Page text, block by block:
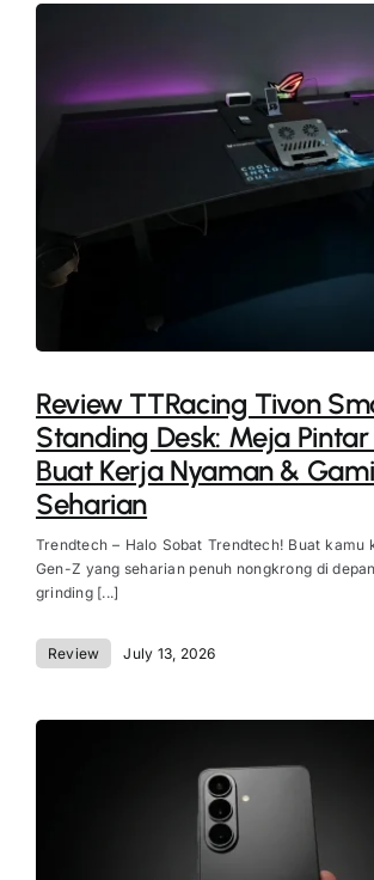
Review TTRacing Tivon
Standing Desk: Meja Pintar
Buat Kerja Nyaman &
Seharian
Trendtech – Halo Sobat Trendtech! Buat kamu
Gen-Z yang seharian penuh nongkrong di
grinding [...]
Review July 13, 2026